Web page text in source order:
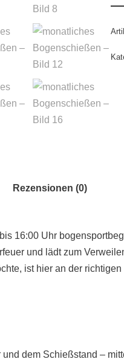
Rezensionen (0)
16:00 Uhr
und lädt zum
ist hier an der
dem Schießstand –